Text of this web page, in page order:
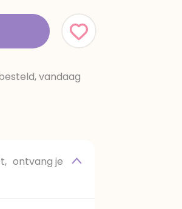
vandaag
ontvang je